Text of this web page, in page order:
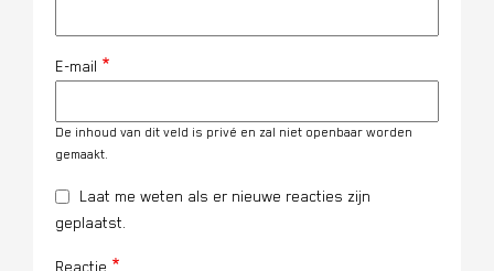
E-mail
De inhoud van dit veld is privé en zal niet openbaar worden
gemaakt.
Laat me weten als er nieuwe reacties zijn
geplaatst.
Reactie